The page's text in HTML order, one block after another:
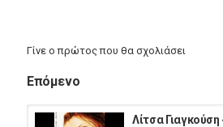
Γίνε ο πρώτος που θα σχολιάσει
Επόμενο
Λίτσα